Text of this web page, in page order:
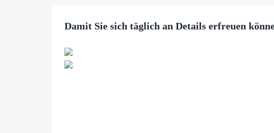
Damit Sie sich täglich an Details erfreuen